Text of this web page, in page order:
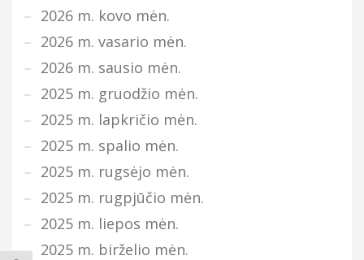
2026 m. kovo mėn.
2026 m. vasario mėn.
2026 m. sausio mėn.
2025 m. gruodžio mėn.
2025 m. lapkričio mėn.
2025 m. spalio mėn.
2025 m. rugsėjo mėn.
2025 m. rugpjūčio mėn.
2025 m. liepos mėn.
2025 m. birželio mėn.